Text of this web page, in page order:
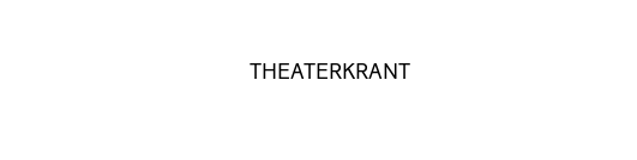
THEATERKRANT